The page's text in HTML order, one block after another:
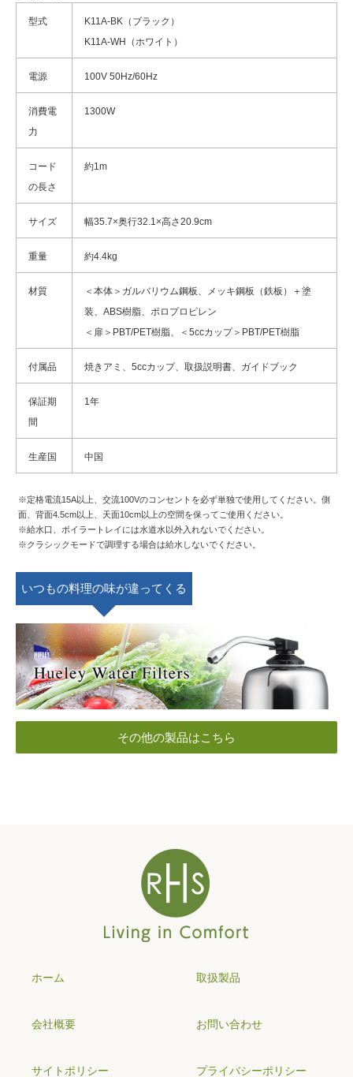
型式
K11A-BK（ブラック）
K11A-WH（ホワイト）
電源 100V 50Hz/60Hz
消費電
力
1300W
コード
の長さ
約1m
サイズ 幅35.7×奥行32.1×高さ20.9cm
重量 約4.4kg
材質
＜本体＞ガルバリウム鋼板、メッキ鋼板（鉄板）＋塗
装、ABS樹脂、ポロプロピレン
＜扉＞PBT/PET樹脂、＜5ccカップ＞PBT/PET樹脂
付属品 焼きアミ、5ccカップ、取扱説明書、ガイドブック
保証期
間
1年
生産国 中国
※定格電流15A以上、交流100Vのコンセントを必ず単独で使用してください。側
面、背面4.5cm以上、天面10cm以上の空間を保ってご使用ください。
※給水口、ボイラートレイには水道水以外入れないでください。
※クラシックモードで調理する場合は給水しないでください。
いつもの料理の味が違ってくる
その他の製品はこちら
ホーム 取扱製品
会社概要 お問い合わせ
サイトポリシー プライバシーポリシー